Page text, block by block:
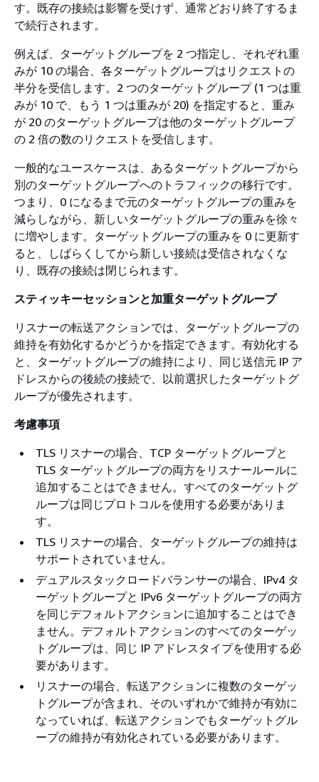
す。既存の接続は影響を受けず、通常どおり終了するま
で続行されます。
例えば、ターゲットグループを 2 つ指定し、それぞれ重
みが 10 の場合、各ターゲットグループはリクエストの
半分を受信します。2 つのターゲットグループ (1 つは重
みが 10 で、もう 1 つは重みが 20) を指定すると、重み
が 20 のターゲットグループは他のターゲットグループ
の 2 倍の数のリクエストを受信します。
一般的なユースケースは、あるターゲットグループから
別のターゲットグループへのトラフィックの移行です。
つまり、0 になるまで元のターゲットグループの重みを
減らしながら、新しいターゲットグループの重みを徐々
に増やします。ターゲットグループの重みを 0 に更新す
ると、しばらくしてから新しい接続は受信されなくな
り、既存の接続は閉じられます。
スティッキーセッションと加重ターゲットグループ
リスナーの転送アクションでは、ターゲットグループの
維持を有効化するかどうかを指定できます。有効化する
と、ターゲットグループの維持により、同じ送信元 IP ア
ドレスからの後続の接続で、以前選択したターゲットグ
ループが優先されます。
考慮事項
TLS リスナーの場合、TCP ターゲットグループと
TLS ターゲットグループの両方をリスナールールに
追加することはできません。すべてのターゲットグ
ループは同じプロトコルを使用する必要がありま
す。
TLS リスナーの場合、ターゲットグループの維持は
サポートされていません。
デュアルスタックロードバランサーの場合、IPv4 タ
ーゲットグループと IPv6 ターゲットグループの両方
を同じデフォルトアクションに追加することはでき
ません。デフォルトアクションのすべてのターゲッ
トグループは、同じ IP アドレスタイプを使用する必
要があります。
リスナーの場合、転送アクションに複数のターゲッ
トグループが含まれ、そのいずれかで維持が有効に
なっていれば、転送アクションでもターゲットグル
ープの維持が有効化されている必要があります。